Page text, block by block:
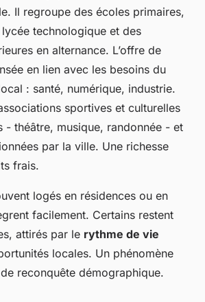
Il regroupe des écoles primaires,
technologique et des
en alternance. L’offre de
en lien avec les besoins du
: santé, numérique, industrie.
sportives et culturelles
- théâtre, musique, randonnée - et
par la ville. Une richesse
frais.
logés en résidences ou en
facilement. Certains restent
attirés par le rythme de vie
locales. Un phénomène
reconquête démographique.